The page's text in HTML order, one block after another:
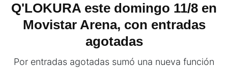
Q'LOKURA este domingo 11/8 en
Movistar Arena, con entradas
agotadas
Por entradas agotadas sumó una nueva función